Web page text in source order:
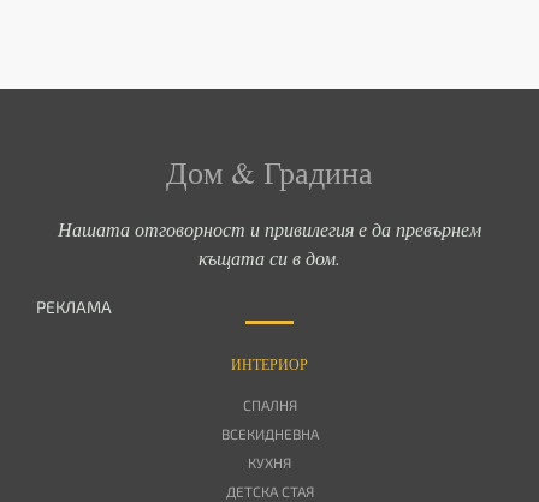
Дом & Градина
Нашата отговорност и привилегия е да превърнем
къщата си в дом.
РЕКЛАМА
ИНТЕРИОР
СПАЛНЯ
ВСЕКИДНЕВНА
КУХНЯ
ДЕТСКА СТАЯ